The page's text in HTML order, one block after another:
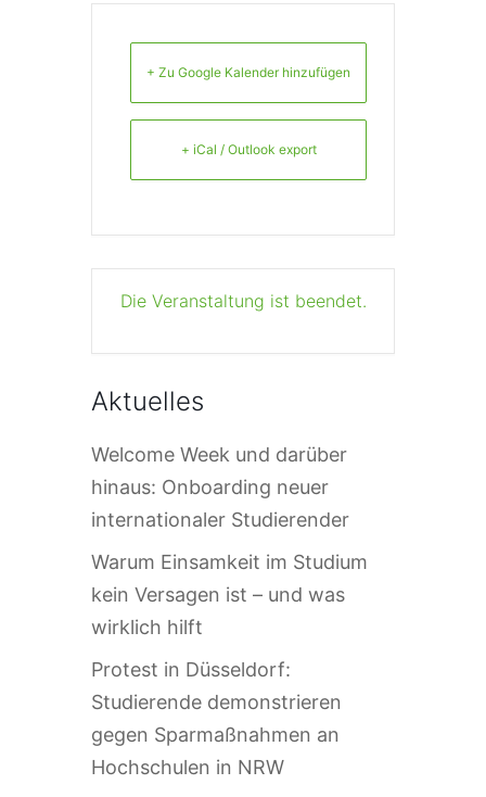
+ Zu Google Kalender hinzufügen
+ iCal / Outlook export
Die Veranstaltung ist beendet.
Aktuelles
Welcome Week und darüber
hinaus: Onboarding neuer
internationaler Studierender
Warum Einsamkeit im Studium
kein Versagen ist – und was
wirklich hilft
Protest in Düsseldorf:
Studierende demonstrieren
gegen Sparmaßnahmen an
Hochschulen in NRW